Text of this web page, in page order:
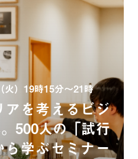
火）19時15分〜21時
を考えるビジ
500人の「試行
学ぶセミナー